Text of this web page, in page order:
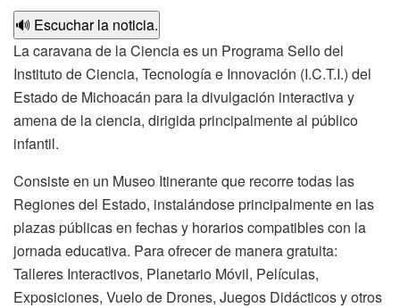
🔊 Escuchar la noticia.
La caravana de la Ciencia es un Programa Sello del
Instituto de Ciencia, Tecnología e Innovación (I.C.T.I.) del
Estado de Michoacán para la divulgación interactiva y
amena de la ciencia, dirigida principalmente al público
infantil.
Consiste en un Museo Itinerante que recorre todas las
Regiones del Estado, instalándose principalmente en las
plazas públicas en fechas y horarios compatibles con la
jornada educativa. Para ofrecer de manera gratuita:
Talleres Interactivos, Planetario Móvil, Películas,
Exposiciones, Vuelo de Drones, Juegos Didácticos y otros